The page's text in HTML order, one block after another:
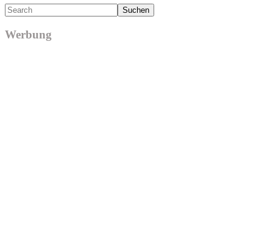
Search
Werbung